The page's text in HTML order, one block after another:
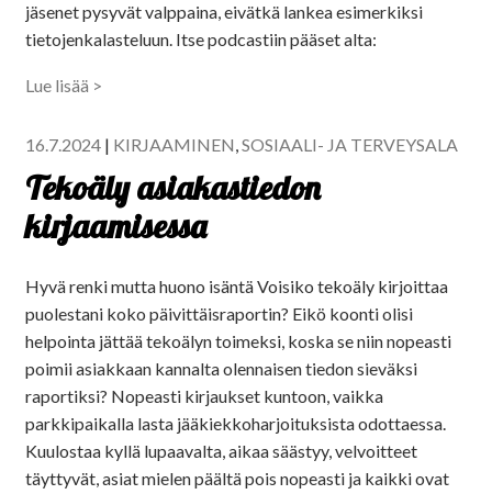
jäsenet pysyvät valppaina, eivätkä lankea esimerkiksi
tietojenkalasteluun. Itse podcastiin pääset alta:
Lue lisää >
16.7.2024 | KIRJAAMINEN,SOSIAALI- JA TERVEYSALA
Tekoäly asiakastiedon
kirjaamisessa
Hyvä renki mutta huono isäntä Voisiko tekoäly kirjoittaa
puolestani koko päivittäisraportin? Eikö koonti olisi
helpointa jättää tekoälyn toimeksi, koska se niin nopeasti
poimii asiakkaan kannalta olennaisen tiedon sieväksi
raportiksi? Nopeasti kirjaukset kuntoon, vaikka
parkkipaikalla lasta jääkiekkoharjoituksista odottaessa.
Kuulostaa kyllä lupaavalta, aikaa säästyy, velvoitteet
täyttyvät, asiat mielen päältä pois nopeasti ja kaikki ovat